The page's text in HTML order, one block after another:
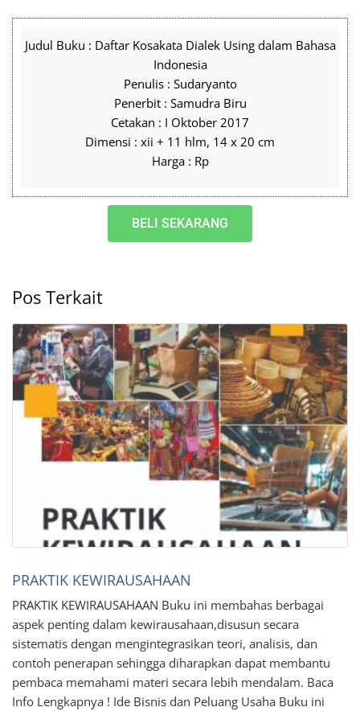
Judul Buku : Daftar Kosakata Dialek Using dalam Bahasa
Indonesia
Penulis : Sudaryanto
Penerbit : Samudra Biru
Cetakan : I Oktober 2017
Dimensi : xii + 11 hlm, 14 x 20 cm
Harga : Rp
BELI SEKARANG
Pos Terkait
PRAKTIK KEWIRAUSAHAAN
PRAKTIK KEWIRAUSAHAAN Buku ini membahas berbagai
aspek penting dalam kewirausahaan,disusun secara
sistematis dengan mengintegrasikan teori, analisis, dan
contoh penerapan sehingga diharapkan dapat membantu
pembaca memahami materi secara lebih mendalam. Baca
Info Lengkapnya ! Ide Bisnis dan Peluang Usaha Buku ini